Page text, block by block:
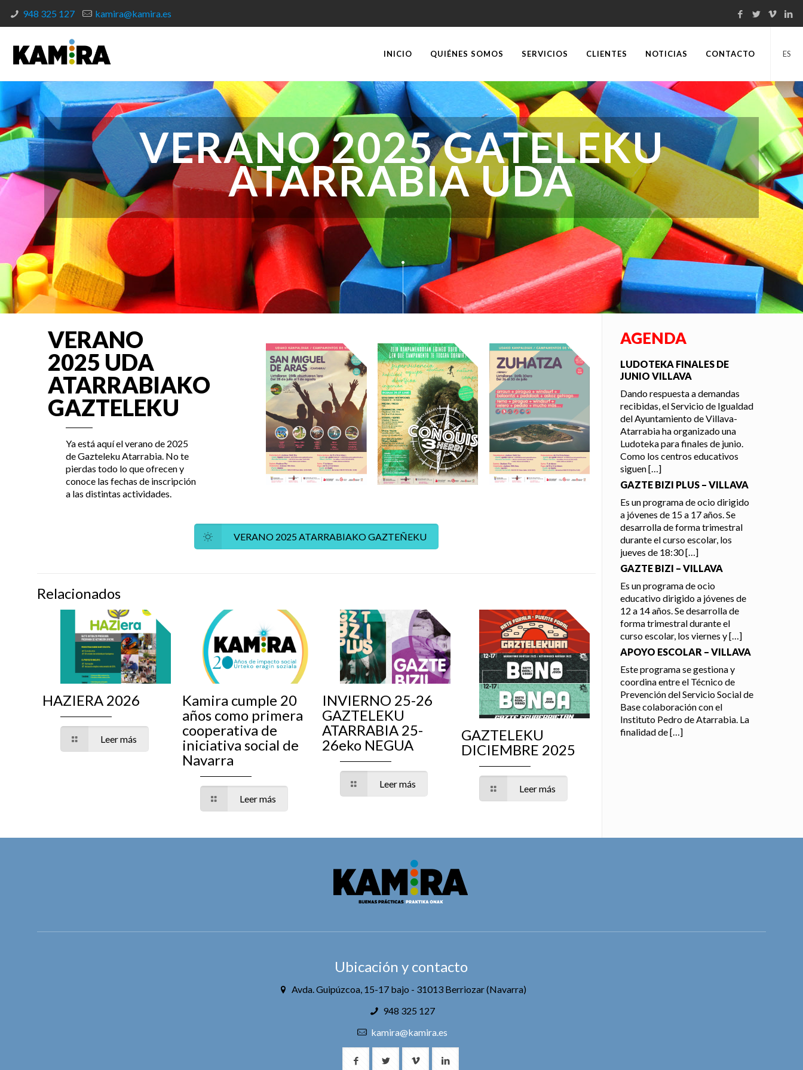
948 325 127 kamira@kamira.es
INICIO QUIÉNES SOMOS SERVICIOS CLIENTES NOTICIAS CONTACTO ES
VERANO 2025 GATELEKU
ATARRABIA UDA
VERANO
2025 UDA
ATARRABIAKO
GAZTELEKU
Ya está aquí el verano de 2025
de Gazteleku Atarrabia. No te
pierdas todo lo que ofrecen y
conoce las fechas de inscripción
a las distintas actividades.
VERANO 2025 ATARRABIAKO GAZTEÑEKU
Relacionados
HAZIERA 2026
Leer más
Kamira cumple 20
años como primera
cooperativa de
iniciativa social de
Navarra
Leer más
INVIERNO 25-26
GAZTELEKU
ATARRABIA 25-
26eko NEGUA
Leer más
GAZTELEKU
DICIEMBRE 2025
Leer más
AGENDA
LUDOTEKA FINALES DE
JUNIO VILLAVA
Dando respuesta a demandas
recibidas, el Servicio de Igualdad
del Ayuntamiento de Villava-
Atarrabia ha organizado una
Ludoteka para finales de junio.
Como los centros educativos
siguen[…]
GAZTE BIZI PLUS – VILLAVA
Es un programa de ocio dirigido
a jóvenes de 15 a 17 años. Se
desarrolla de forma trimestral
durante el curso escolar, los
jueves de 18:30[…]
GAZTE BIZI – VILLAVA
Es un programa de ocio
educativo dirigido a jóvenes de
12 a 14 años. Se desarrolla de
forma trimestral durante el
curso escolar, los viernes y[…]
APOYO ESCOLAR – VILLAVA
Este programa se gestiona y
coordina entre el Técnico de
Prevención del Servicio Social de
Base colaboración con el
Instituto Pedro de Atarrabia. La
finalidad de[…]
Ubicación y contacto
Avda. Guipúzcoa, 15-17 bajo - 31013 Berriozar (Navarra)
948 325 127
kamira@kamira.es